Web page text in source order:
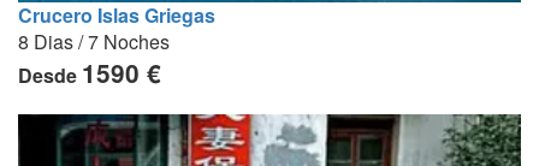
Crucero Islas Griegas
8 Dias / 7 Noches
Desde 1590 €